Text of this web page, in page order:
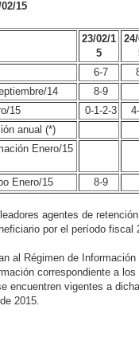
15
23/02/1
5
6-7
14
8-9
15
0-1-2-3
anual (*)
Enero/15
Enero/15 8-9
agentes de
por el período fiscal
al Régimen de
correspondiente a
encuentren vigentes a
2015.